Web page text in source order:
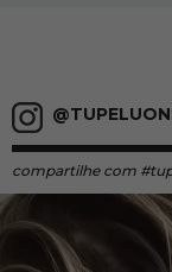
compartilhe com